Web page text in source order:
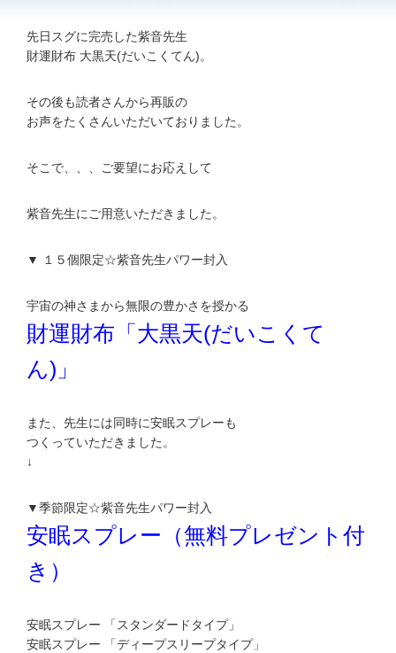
先日スグに完売した紫音先生
財運財布 大黒天(だいこくてん)。
その後も読者さんから再販の
お声をたくさんいただいておりました。
そこで、、、ご要望にお応えして
紫音先生にご用意いただきました。
▼ １５個限定☆紫音先生パワー封入
宇宙の神さまから無限の豊かさを授かる
財運財布「大黒天(だいこくて
ん)」
また、先生には同時に安眠スプレーも
つくっていただきました。
↓
▼季節限定☆紫音先生パワー封入
安眠スプレー（無料プレゼント付
き）
安眠スプレー 「スタンダードタイプ」
安眠スプレー 「ディープスリープタイプ」